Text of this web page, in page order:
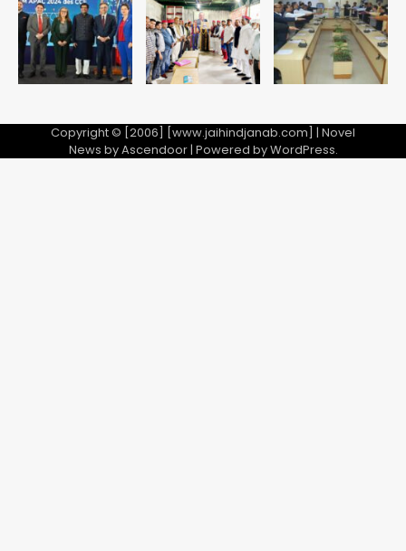
5
Copyright © [2006] [www.jaihindjanab.com] | Novel
News byAscendoor| Powered byWordPress.